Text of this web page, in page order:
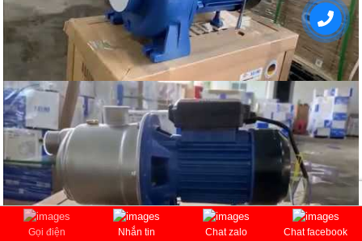
Gọi điện Nhắn tin Chat zalo Chat facebook